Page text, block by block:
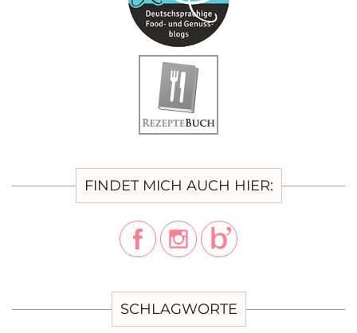
FINDET MICH AUCH HIER:
SCHLAGWORTE